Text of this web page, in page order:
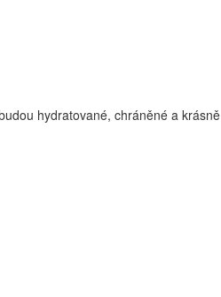
hydratované, chráněné a krásně